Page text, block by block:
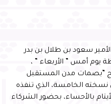
المسافرين، وتقديم
سعود بن طلال بن بدر
يوم أمس ” الأربعاء ” ،
“بصمات مدن المستقبل
نسخته الخامسة، الذي تنفذه
بالأحساء، بحضور الشركاء